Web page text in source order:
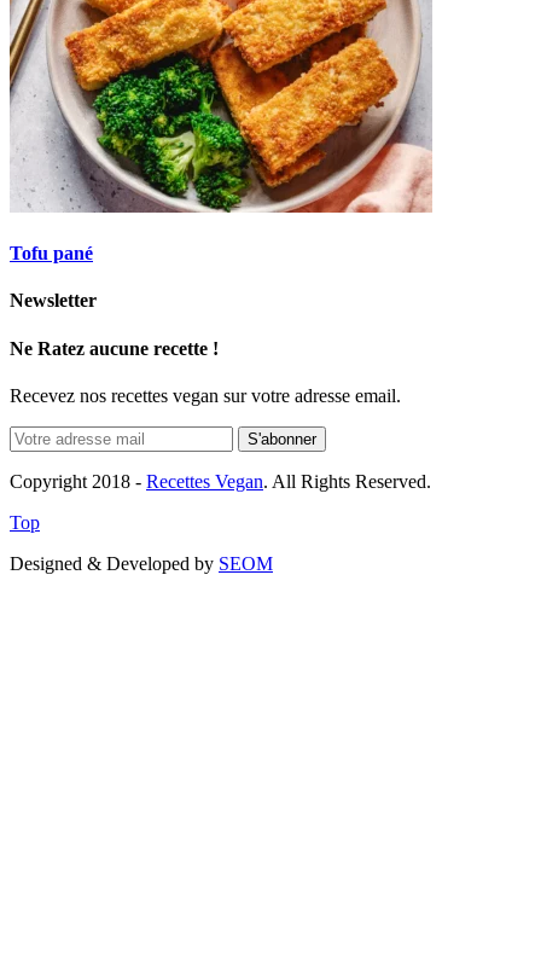
Tofu pané
Newsletter
Ne Ratez aucune recette !
Recevez nos recettes vegan sur votre adresse email.
Copyright 2018 - Recettes Vegan. All Rights Reserved.
Top
Designed & Developed by SEOM